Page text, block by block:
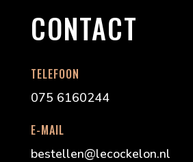
CONTACT
TELEFOON
075 6160244
E-MAIL
bestellen@lecockelon.nl